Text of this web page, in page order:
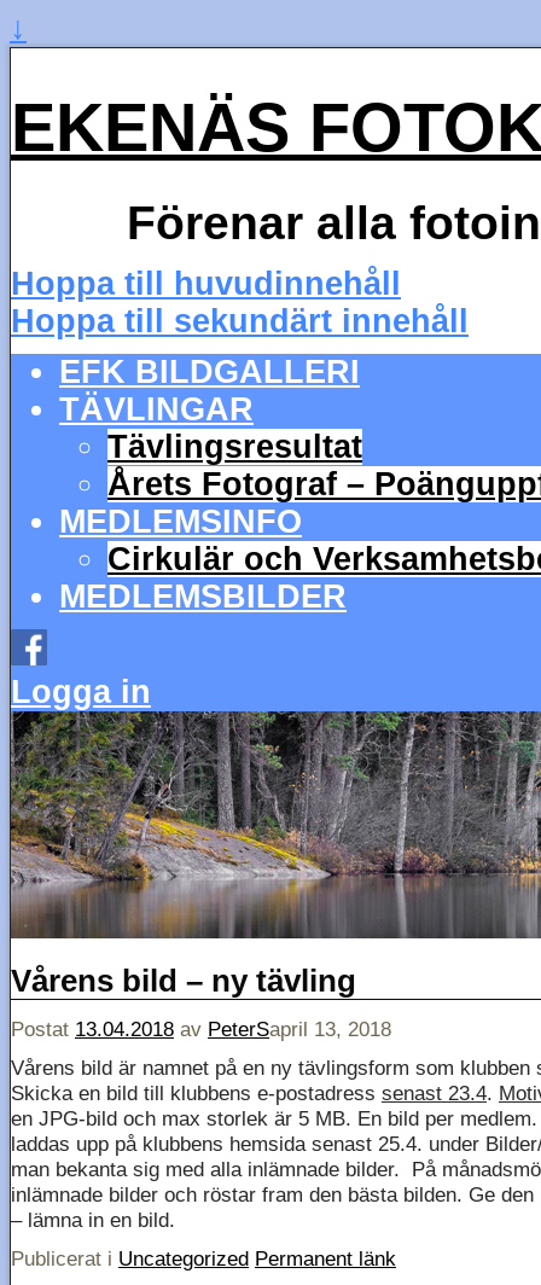
↓
EKENÄS
Förenar alla
Hoppa till huvudinnehåll
Hoppa till sekundärt innehåll
EFK BILDGALLERI
TÄVLINGAR
Tävlingsresultat
Årets Fotograf –
MEDLEMSINFO
Cirkulär och
MEDLEMSBILDER
Logga in
Vårens bild – ny tävling
Postat 13.04.2018 av PeterSapril 13, 2018
Vårens bild är namnet på en ny tävlingsform som klubben
Skicka en bild till klubbens e-postadress senast 23.4.
en JPG-bild och max storlek är 5 MB. En bild per
laddas upp på klubbens hemsida senast 25.4. under
man bekanta sig med alla inlämnade bilder. På
inlämnade bilder och röstar fram den bästa bilden. Ge
– lämna in en bild.
Publicerat i Uncategorized Permanent länk